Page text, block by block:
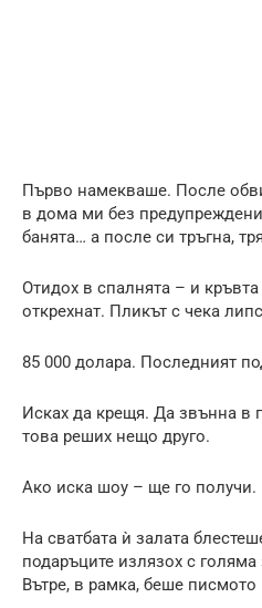
Първо намекваше. После
в дома ми без
банята… а после си тръгна,
Отидох в спалнята – и
открехнат. Пликът с чека
85 000 долара. Последният
Исках да крещя. Да звънна в
това реших нещо друго.
Ако иска шоу – ще го получи.
На сватбата ѝ залата
подаръците излязох с голяма
Вътре, в рамка, беше писмото